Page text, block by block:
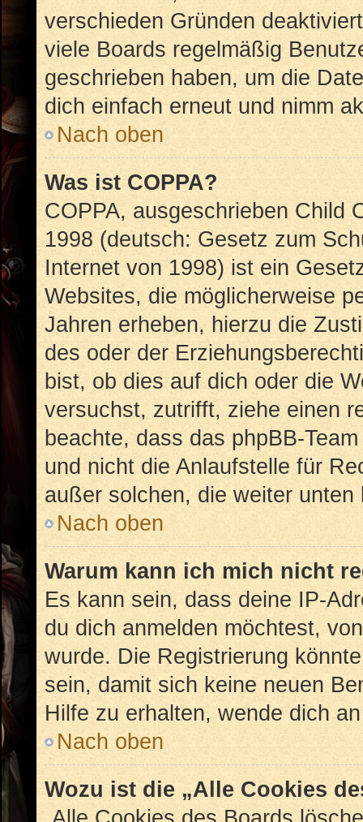
verschieden Gründen
viele Boards regelmäßig
geschrieben haben, um die
dich einfach erneut und nimm
Nach oben
Was ist COPPA?
COPPA, ausgeschrieben Child
1998 (deutsch: Gesetz zum
Internet von 1998) ist ein
Websites, die möglicherweise
Jahren erheben, hierzu die
des oder der
bist, ob dies auf dich oder die
versuchst, zutrifft, ziehe einen
beachte, dass das phpBB-
und nicht die Anlaufstelle für
außer solchen, die weiter unten
Nach oben
Warum kann ich mich nicht
Es kann sein, dass deine IP-
du dich anmelden möchtest,
wurde. Die Registrierung
sein, damit sich keine neuen
Hilfe zu erhalten, wende dich
Nach oben
Wozu ist die „Alle Cookies